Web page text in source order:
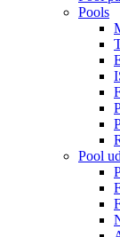
Pools
Pool